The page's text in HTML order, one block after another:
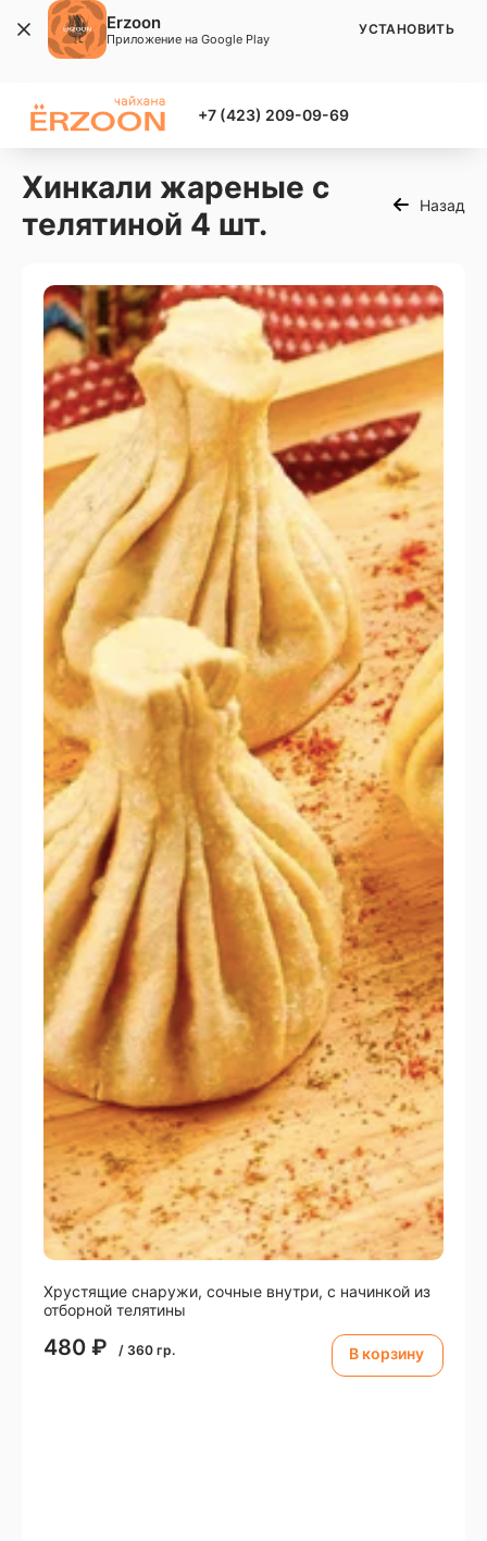
+7 (423) 209-09-69
Хинкали жареные с
телятиной 4 шт.
Назад
Xрустящие снаружи, сочные внутри, с начинкой из
отборной телятины
480 ₽ / 360 гр. В корзину
Erzoon
Приложение на Google Play
УСТАНОВИТЬ